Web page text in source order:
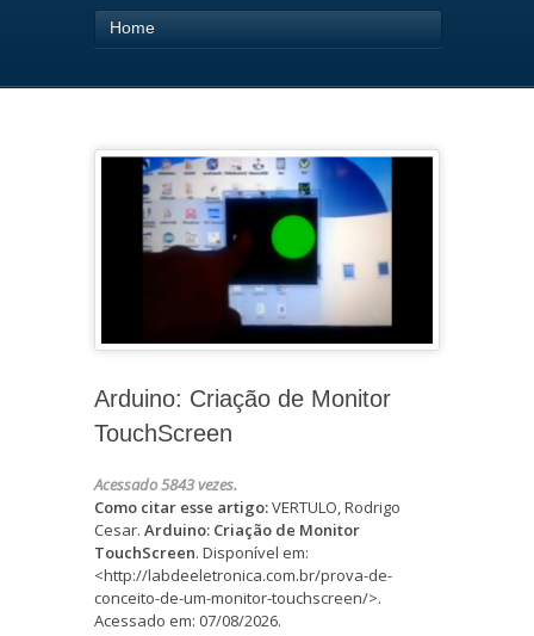
Home
Arduino: Criação de Monitor
TouchScreen
Acessado 5843 vezes.
Como citar esse artigo:VERTULO, Rodrigo
Cesar. Arduino: Criação de Monitor
TouchScreen. Disponível em:
<http://labdeeletronica.com.br/prova-de-
conceito-de-um-monitor-touchscreen/>.
Acessado em: 07/08/2026.